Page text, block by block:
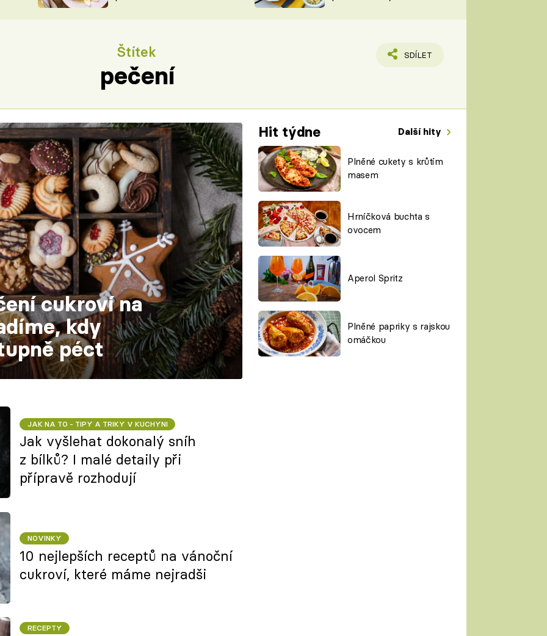
NA NÁKUPECH
ŠÉFREDAKTORKY
Štítek
pečení
SDÍLET
Hit týdne Další hity
Plněné cukety s krůtím
masem
Hrníčková buchta s
ovocem
Aperol Spritz
Plněné papriky s rajskou
omáčkou
cukroví na
kdy
péct
JAK NA TO - TIPY A TRIKY V KUCHYNI
Jak vyšlehat dokonalý sníh
z bílků? I malé detaily při
přípravě rozhodují
NOVINKY
10 nejlepších receptů na vánoční
cukroví, které máme nejradši
RECEPTY